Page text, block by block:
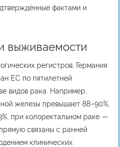
фактами и
выживаемости
регистров, Германия
ЕС по пятилетней
видов рака. Например,
железы превышает 88–90%,
при колоректальном раке —
связаны с ранней
клинических